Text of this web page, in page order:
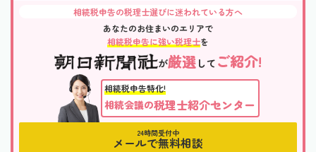
相続税申告の税理士選びに迷われている方へ
あなたのお住まいのエリアで
相続税申告に強い税理士を
が厳選して ご紹介!
相続税申告特化!
相続会議の税理士紹介センター
24時間受付中
メールで無料相談